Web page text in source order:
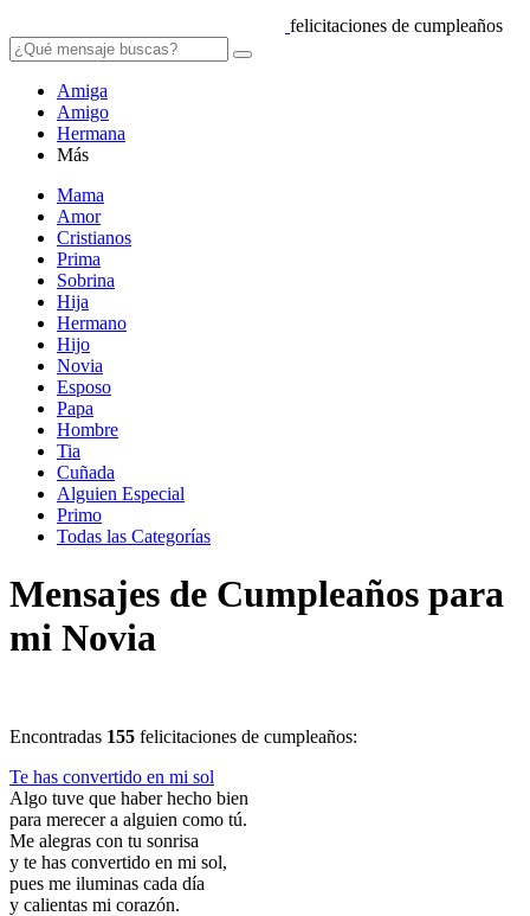
felicitaciones de cumpleaños
Amiga
Amigo
Hermana
Más
Mama
Amor
Cristianos
Prima
Sobrina
Hija
Hermano
Hijo
Novia
Esposo
Papa
Hombre
Tia
Cuñada
Alguien Especial
Primo
Todas las Categorías
Mensajes de Cumpleaños para
mi Novia
Encontradas 155 felicitaciones de cumpleaños:
Te has convertido en mi sol
Algo tuve que haber hecho bien
para merecer a alguien como tú.
Me alegras con tu sonrisa
y te has convertido en mi sol,
pues me iluminas cada día
y calientas mi corazón.